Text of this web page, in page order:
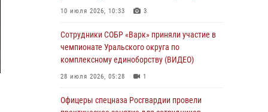
заседание оперативного штаба
Сотрудники СОБР «Варк» приняли участие в
чемпионате Уральского округа по
10 июля 2026, 10:33 3
Сотрудники СОБР «Варк» приняли участие в
чемпионате Уральского округа по
комплексному единоборству (ВИДЕО)
28 июля 2026, 05:28 1
Офицеры спецназа Росгвардии провели